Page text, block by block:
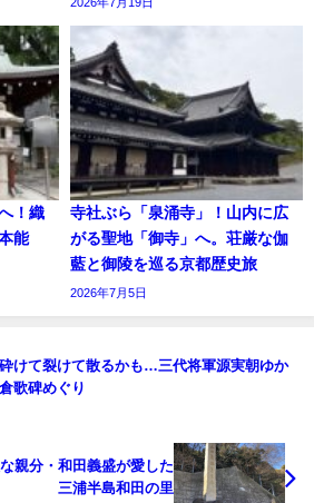
2026年7月19日
！織
能
寺社ぶら「泉涌寺」！山内に広
がる聖地「御寺」へ。荘厳な伽
藍と御陵を巡る京都歴史旅
2026年7月5日
けて裂けて散るかも…三代将軍源実朝ゆか
歌碑めぐり
親分・和田義盛が愛した
三浦半島和田の里